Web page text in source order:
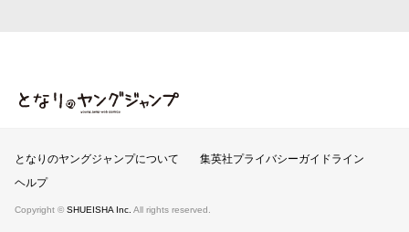
となりのヤングジャンプ
となりのヤングジャンプについて
集英社プライバシーガイドライン
ヘルプ
Copyright © SHUEISHA Inc. All rights reserved.